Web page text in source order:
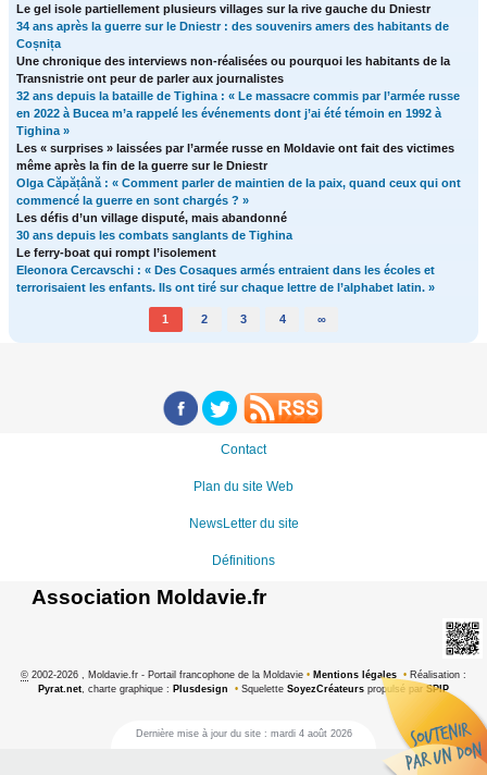
Le gel isole partiellement plusieurs villages sur la rive gauche du Dniestr
34 ans après la guerre sur le Dniestr : des souvenirs amers des habitants de
Coșnița
Une chronique des interviews non-réalisées ou pourquoi les habitants de la
Transnistrie ont peur de parler aux journalistes
32 ans depuis la bataille de Tighina : « Le massacre commis par l’armée russe
en 2022 à Bucea m’a rappelé les événements dont j’ai été témoin en 1992 à
Tighina »
Les « surprises » laissées par l’armée russe en Moldavie ont fait des victimes
même après la fin de la guerre sur le Dniestr
Olga Căpățână : « Comment parler de maintien de la paix, quand ceux qui ont
commencé la guerre en sont chargés ? »
Les défis d’un village disputé, mais abandonné
30 ans depuis les combats sanglants de Tighina
Le ferry-boat qui rompt l’isolement
Eleonora Cercavschi : « Des Cosaques armés entraient dans les écoles et
terrorisaient les enfants. Ils ont tiré sur chaque lettre de l’alphabet latin. »
1 2 3 4 ∞
Contact
Plan du site Web
NewsLetter du site
Définitions
Association Moldavie.fr
© 2002-2026 , Moldavie.fr - Portail francophone de la Moldavie • Mentions légales • Réalisation :
Pyrat.net , charte graphique : Plusdesign • Squelette SoyezCréateurs propulsé par SPIP
Dernière mise à jour du site : mardi 4 août 2026